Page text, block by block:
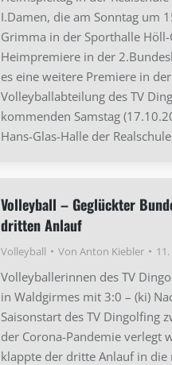
I.Damen, die am Sonntag um
Grimma in der Sporthalle
Heimpremiere in der
es eine weitere Premiere in der
Volleyballabteilung des TV
kommenden Samstag
Hans-Glas-Halle der
Volleyball – Geglückter
dritten Anlauf
Volleyball Von Anton Kiebler
Volleyballerinnen des TV
in Waldgirmes mit 3:0 – (ki)
Saisonstart des TV Dingolfing
der Corona-Pandemie verlegt
klappte der dritte Anlauf in die